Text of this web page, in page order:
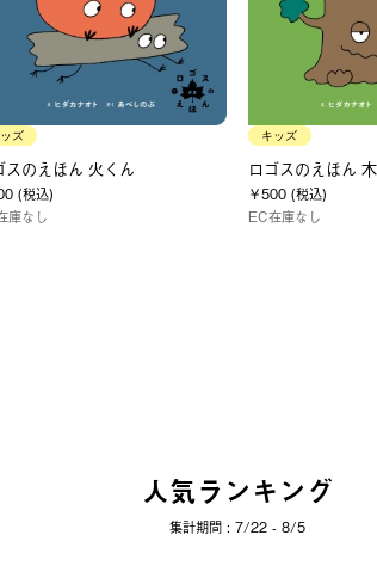
ズ
スのえほん 火くん
(税込)
庫なし
キッズ
ロゴスのえほん
￥500 (税込)
EC在庫なし
人気ランキング
集計期間 : 7/22 - 8/5